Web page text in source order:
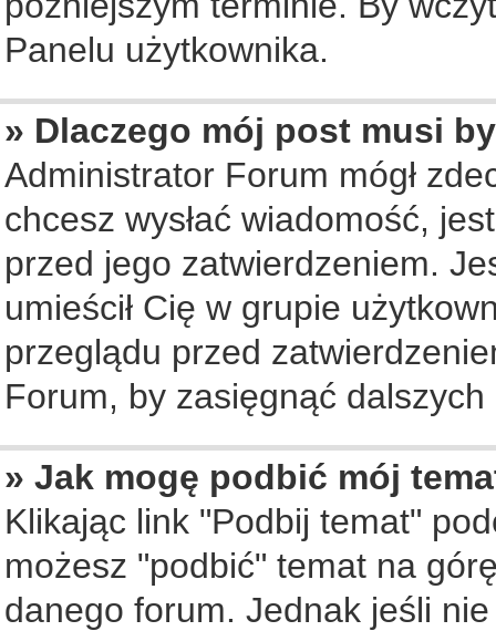
Panelu użytkownika.
» Dlaczego mój post musi
Administrator Forum mógł
chcesz wysłać wiadomość,
przed jego zatwierdzeniem.
umieścił Cię w grupie
przeglądu przed
Forum, by zasięgnąć
» Jak mogę podbić mój
Klikając link "Podbij temat"
możesz "podbić" temat na
danego forum. Jednak jeśli